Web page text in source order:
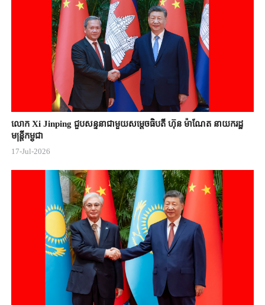
លោក Xi Jinping ជួបសន្ទនាជាមួយសម្តេចធិបតី ហ៊ុន ម៉ាណែត នាយករដ្ឋ
មន្ត្រីកម្ពុជា
17-Jul-2026